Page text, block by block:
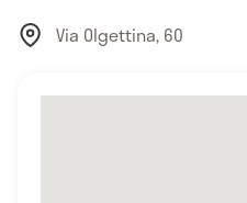
Via Olgettina, 60